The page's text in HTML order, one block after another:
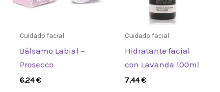
Cuidado facial
Bálsamo Labial –
Prosecco
6,24€
Cuidado facial
Hidratante facial
con Lavanda 100ml
7,44€